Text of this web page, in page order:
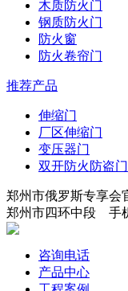
木质防火门
钢质防火门
防火窗
防火卷帘门
推荐产品
伸缩门
厂区伸缩门
变压器门
双开防火防盗门
郑州市俄罗斯专享会
郑州市四环中段 手
咨询电话
产品中心